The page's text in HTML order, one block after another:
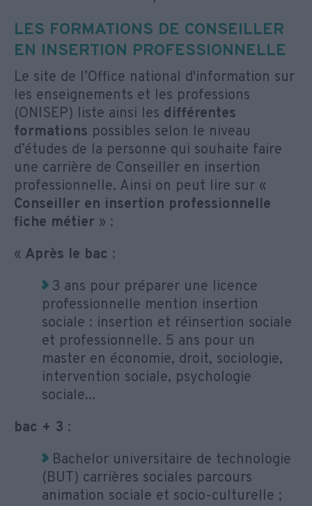
LES FORMATIONS DE CONSEILLER
EN INSERTION PROFESSIONNELLE
Le site de l’Office national d'information sur
les enseignements et les professions
(ONISEP) liste ainsi les différentes
formations possibles selon le niveau
d’études de la personne qui souhaite faire
une carrière de Conseiller en insertion
professionnelle. Ainsi on peut lire sur «
Conseiller en insertion professionnelle
fiche métier » :
« Après le bac :
3 ans pour préparer une licence
professionnelle mention insertion
sociale : insertion et réinsertion sociale
et professionnelle. 5 ans pour un
master en économie, droit, sociologie,
intervention sociale, psychologie
sociale...
bac + 3 :
Bachelor universitaire de technologie
(BUT) carrières sociales parcours
animation sociale et socio-culturelle ;